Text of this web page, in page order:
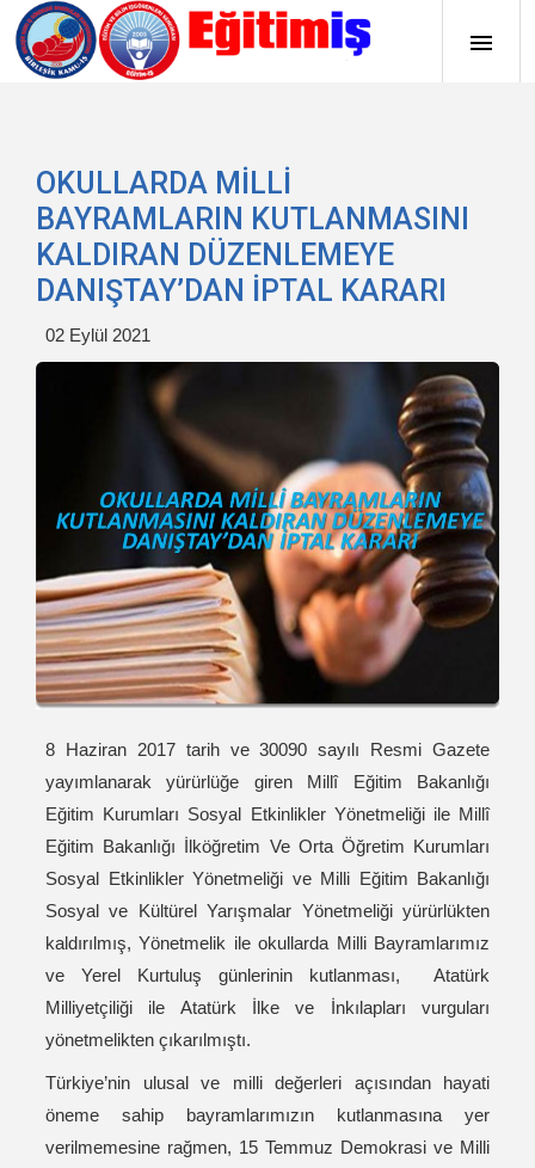
OKULLARDA MİLLİ
BAYRAMLARIN KUTLANMASINI
KALDIRAN DÜZENLEMEYE
DANIŞTAY’DAN İPTAL KARARI
02 Eylül 2021
8 Haziran 2017 tarih ve 30090 sayılı Resmi Gazete
yayımlanarak yürürlüğe giren Millî Eğitim Bakanlığı
Eğitim Kurumları Sosyal Etkinlikler Yönetmeliği ile Millî
Eğitim Bakanlığı İlköğretim Ve Orta Öğretim Kurumları
Sosyal Etkinlikler Yönetmeliği ve Milli Eğitim Bakanlığı
Sosyal ve Kültürel Yarışmalar Yönetmeliği yürürlükten
kaldırılmış, Yönetmelik ile okullarda Milli Bayramlarımız
ve Yerel Kurtuluş günlerinin kutlanması, Atatürk
Milliyetçiliği ile Atatürk İlke ve İnkılapları vurguları
yönetmelikten çıkarılmıştı.
Türkiye’nin ulusal ve milli değerleri açısından hayati
öneme sahip bayramlarımızın kutlanmasına yer
verilmemesine rağmen, 15 Temmuz Demokrasi ve Milli